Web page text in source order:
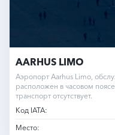
AARHUS LIMO
Аэропорт Aarhus Limo,
расположен в часовом
транспорт отсутствует.
Код IATA:
Место: